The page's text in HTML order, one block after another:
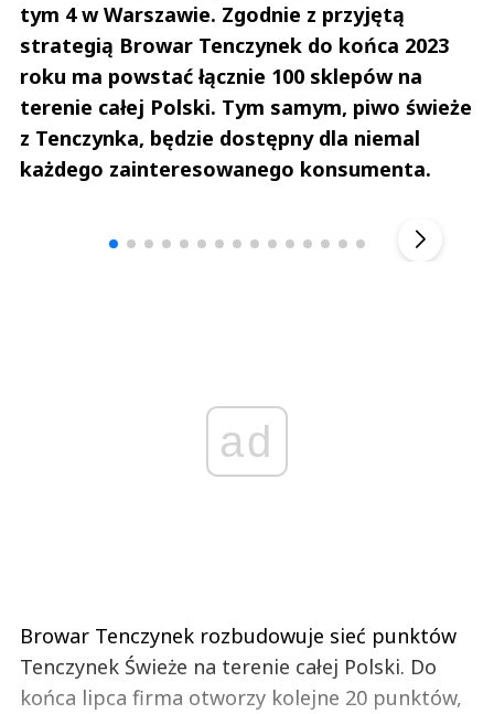
tym 4 w Warszawie. Zgodnie z przyjętą
strategią Browar Tenczynek do końca 2023
roku ma powstać łącznie 100 sklepów na
terenie całej Polski. Tym samym, piwo świeże
z Tenczynka, będzie dostępny dla niemal
każdego zainteresowanego konsumenta.
ad
Browar Tenczynek rozbudowuje sieć punktów
Tenczynek Świeże na terenie całej Polski. Do
końca lipca firma otworzy kolejne 20 punktów,